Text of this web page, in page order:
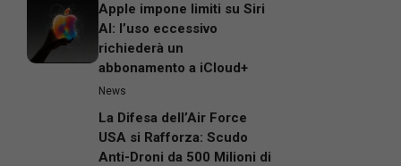
Apple impone limiti su Siri
AI: l’uso eccessivo
richiederà un
abbonamento a iCloud+
News
La Difesa dell’Air Force
USA si Rafforza: Scudo
Anti-Droni da 500 Milioni di